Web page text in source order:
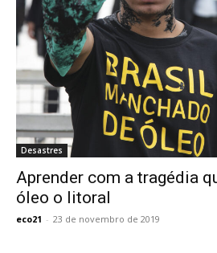
Desastres
Aprender com a tragédia
óleo o litoral
eco21 - 23 de novembro de 2019